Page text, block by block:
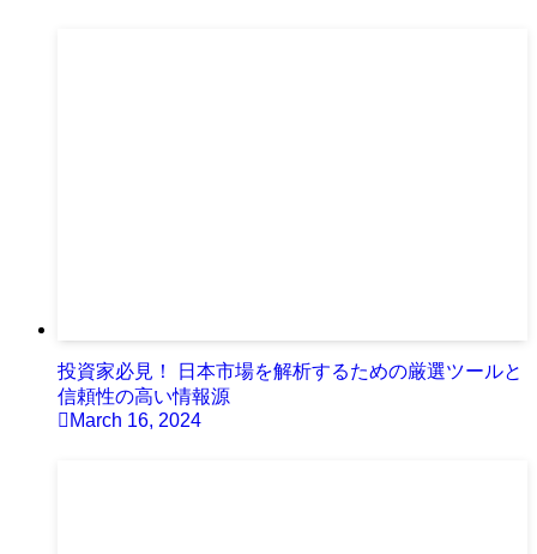
投資家必見！ 日本市場を解析するための厳選ツールと
信頼性の高い情報源
March 16, 2024